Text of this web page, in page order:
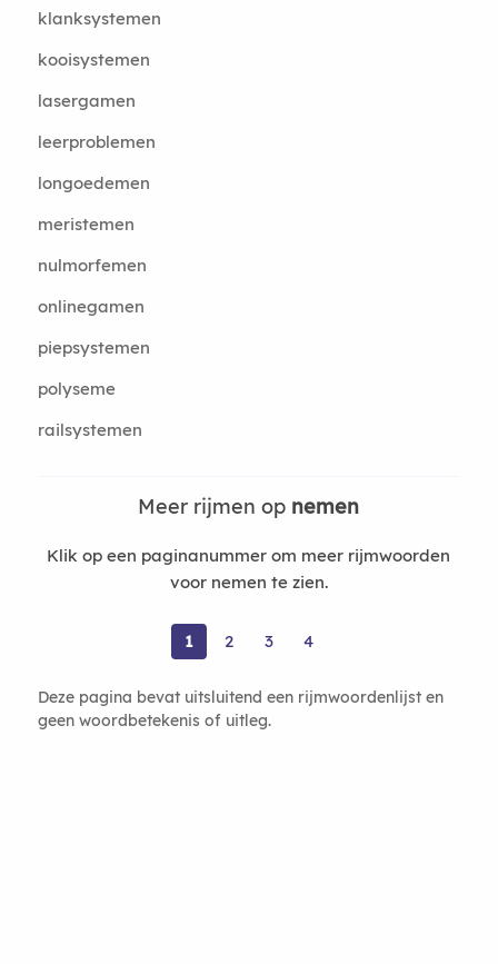
klanksystemen
kooisystemen
lasergamen
leerproblemen
longoedemen
meristemen
nulmorfemen
onlinegamen
piepsystemen
polyseme
railsystemen
Meer rijmen op nemen
Klik op een paginanummer om meer rijmwoorden
voor nemen te zien.
1 2 3 4
Deze pagina bevat uitsluitend een rijmwoordenlijst en
geen woordbetekenis of uitleg.